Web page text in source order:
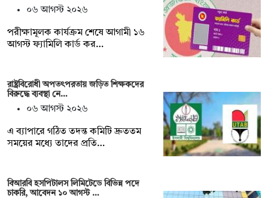
০৬ আগস্ট ২০২৬
পরীক্ষামূলক কার্যক্রম শেষে আগামী ১৬
আগস্ট ফ্যামিলি কার্ড কর…
রাষ্ট্রবিরোধী অপতৎপরতায় জড়িত শিক্ষকদের
বিরুদ্ধে ব্যবস্থা নে…
০৬ আগস্ট ২০২৬
এ ব্যাপারে গঠিত তদন্ত কমিটি দ্রুততম
সময়ের মধ্যে তাদের প্রতি…
বিআরবি হসপিটালস লিমিটেডে বিভিন্ন পদে
চাকরি, আবেদন ১০ আগস্ট …